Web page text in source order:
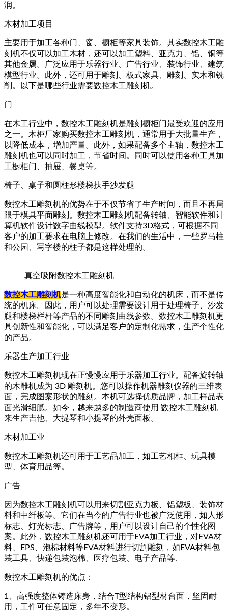
润。
木材加工项目
主要用于加工各种门、窗、橱柜等家具装饰。其实数控木工雕
刻机不仅可以加工木材，还可以加工塑料、亚克力、铝、铜等
其他金属。广泛应用于乐器行业、广告行业、装饰行业、建筑
模型行业。此外，还可用于雕刻、板式家具、雕刻、实木和铣
削。以下是哪些行业需要数控木工雕刻机。
门
在木工行业中，数控木工雕刻机是雕刻橱柜门最受欢迎的应用
之一。木柜厂家购买数控木工雕刻机，通常用于大批量生产，
以降低成本，增加产量。此外，如果配备多个主轴，数控木工
雕刻机也可以同时加工，节省时间。同时可以使用各种工具加
工橱柜门、抽屉、餐桌等。
椅子、桌子和圆柱形楼梯扶手沙发腿
数控木工雕刻机的优势在于不仅节省了生产时间，而且不再局
限于模具平面雕刻。数控木工雕刻机配备转轴、智能软件和计
算机软件设计数字曲线模型。软件支持3D格式，可根据不同
客户的加工要求在电脑上修改。在我们的生活中，一些罗马柱
和公园、写字楼的柱子都是这样处理的。
真空吸附数控木工雕刻机
数控木工雕刻机是一种高度智能化和自动化的机床，而不是传
统的机床。因此，用户可以处理需要设计用于处理椅子、沙发
腿和楼梯栏杆等产品的不同雕刻曲线参数。数控木工雕刻机更
具创新性和智能化，可以满足客户的定制化需求，生产个性化
的产品。
乐器生产加工行业
数控木工雕刻机现在正慢慢应用于乐器加工行业。配备旋转轴
的木雕机成为 3D 雕刻机。您可以操作机器雕刻仪器的三维表
面，完成图案形状的雕刻。本机可选择优质品牌，加工样品表
面光滑细腻。如今，越来越多的制造商使用 数控木工雕刻机
来生产吉他、大提琴和小提琴的外壳面板。
木材加工业
数控木工雕刻机还可用于工艺品加工，如工艺相框、玩具模
型、体育用品等。
广告
因为数控木工雕刻机可以用来切割亚克力板、铝塑板、装饰材
料和中纤板等。它们在当今的广告行业也被广泛使用，如人形
标志、灯光标志、广告牌等，用户可以设计自己的个性化图
案。此外，数控木工雕刻机还可用于EVA加工行业，对EVA材
料、EPS、泡棉材料等EVA材料进行切割雕刻，如EVA材料包
装工具、快递包装泡棉、医疗包装、电子产品等.
数控木工雕刻机的优点：
1、高强度整体铸造床身，结合T型结构铝型材台面，坚固耐
用，工件可任意固定，多年不变形。